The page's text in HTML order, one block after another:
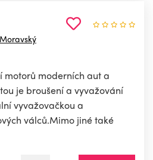
motorů moderních aut a
je broušení a vyvažování
vyvažovačkou a
válců.Mimo jiné také